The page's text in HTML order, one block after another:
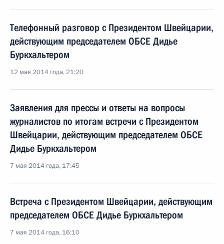
Телефонный разговор с Президентом Швейцарии,
действующим председателем ОБСЕ Дидье
Буркхальтером
12 мая 2014 года, 21:20
Заявления для прессы и ответы на вопросы
журналистов по итогам встречи с Президентом
Швейцарии, действующим председателем ОБСЕ
Дидье Буркхальтером
7 мая 2014 года, 17:45
Встреча с Президентом Швейцарии, действующим
председателем ОБСЕ Дидье Буркхальтером
7 мая 2014 года, 16:10